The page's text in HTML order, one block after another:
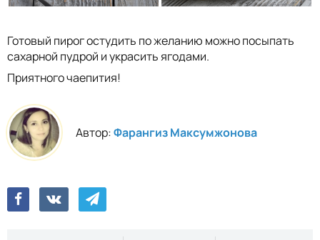
Готовый пирог остудить по желанию можно посыпать
сахарной пудрой и украсить ягодами.
Приятного чаепития!
Автор:Фарангиз Максумжонова